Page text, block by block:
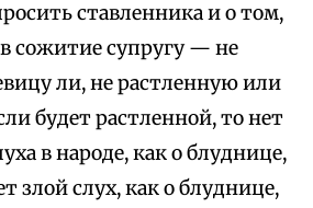
ставленника и о том,
сожитие супругу — не
ли, не растленную или
будет растленной, то нет
в народе, как о блуднице,
злой слух, как о блуднице,